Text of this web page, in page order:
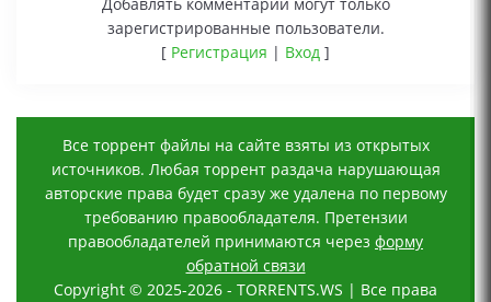
зарегистрированные пользователи.
[ Регистрация | Вход ]
Все торрент файлы на сайте взяты из открытых
источников. Любая торрент раздача нарушающая
авторские права будет сразу же удалена по первому
требованию правообладателя. Претензии
правообладателей принимаются через форму
обратной связи
Copyright © 2025-2026 - TORRENTS.WS | Все права